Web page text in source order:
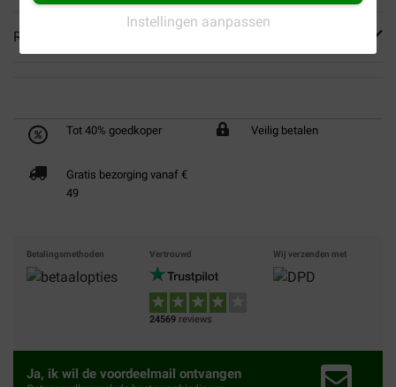
Instellingen aanpassen
Reviews
Tot 40% goedkoper Veilig betalen
Gratis bezorging vanaf €
49
Betalingsmethoden Vertrouwd
24569 reviews
Wij verzenden met
Ja, ik wil de voordeelmail ontvangen